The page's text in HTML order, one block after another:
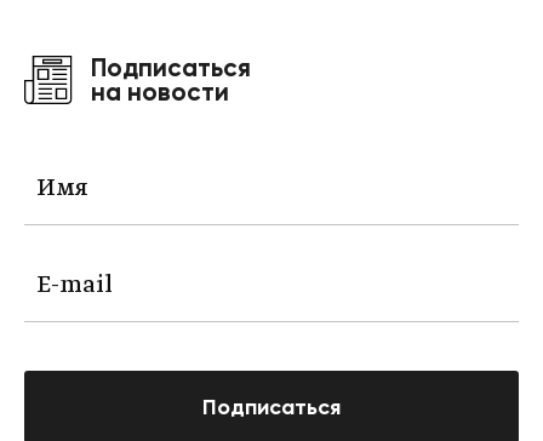
Подписаться
на новости
Подписаться